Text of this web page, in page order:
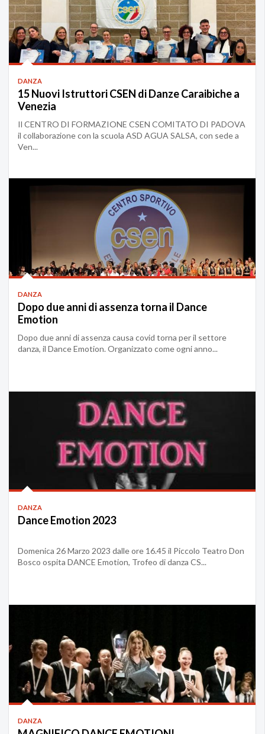
DANZA
15 Nuovi Istruttori CSEN di Danze Caraibiche a
Venezia
Il CENTRO DI FORMAZIONE CSEN COMITATO DI PADOVA
il collaborazione con la scuola ASD AGUA SALSA, con sede a
Ven...
DANZA
Dopo due anni di assenza torna il Dance
Emotion
Dopo due anni di assenza causa covid torna per il settore
danza, il Dance Emotion. Organizzato come ogni anno...
DANZA
Dance Emotion 2023
Domenica 26 Marzo 2023 dalle ore 16.45 il Piccolo Teatro Don
Bosco ospita DANCE Emotion, Trofeo di danza CS...
DANZA